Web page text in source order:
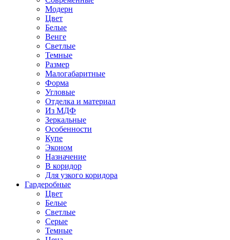
Модерн
Цвет
Белые
Венге
Светлые
Темные
Размер
Малогабаритные
Форма
Угловые
Отделка и материал
Из МДФ
Зеркальные
Особенности
Купе
Эконом
Назначение
В коридор
Для узкого коридора
Гардеробные
Цвет
Белые
Светлые
Серые
Темные